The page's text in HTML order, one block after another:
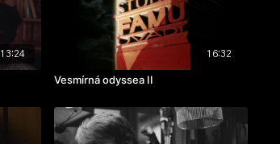
13:24 16:32
Vesmírná odyssea II